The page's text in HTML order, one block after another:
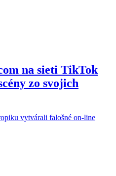
na sieti TikTok
zo svojich